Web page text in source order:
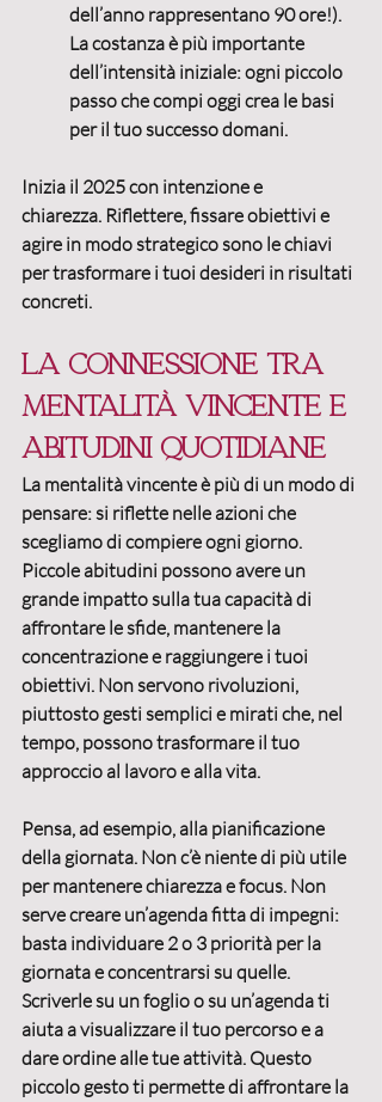
dell’anno rappresentano 90 ore!).
La costanza è più importante
dell’intensità iniziale: ogni piccolo
passo che compi oggi crea le basi
per il tuo successo domani.
Inizia il 2025 con intenzione e
chiarezza. Riflettere, fissare obiettivi e
agire in modo strategico sono le chiavi
per trasformare i tuoi desideri in risultati
concreti.
La connessione tra
mentalità vincente e
abitudini quotidiane
La mentalità vincente è più di un modo di
pensare: si riflette nelle azioni che
scegliamo di compiere ogni giorno.
Piccole abitudini possono avere un
grande impatto sulla tua capacità di
affrontare le sfide, mantenere la
concentrazione e raggiungere i tuoi
obiettivi. Non servono rivoluzioni,
piuttosto gesti semplici e mirati che, nel
tempo, possono trasformare il tuo
approccio al lavoro e alla vita.
Pensa, ad esempio, alla pianificazione
della giornata. Non c’è niente di più utile
per mantenere chiarezza e focus. Non
serve creare un’agenda fitta di impegni:
basta individuare 2 o 3 priorità per la
giornata e concentrarsi su quelle.
Scriverle su un foglio o su un’agenda ti
aiuta a visualizzare il tuo percorso e a
dare ordine alle tue attività. Questo
piccolo gesto ti permette di affrontare la